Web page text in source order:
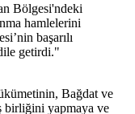
Bölgesi'ndeki
hamlelerini
başarılı
getirdi."
Bağdat ve
birliğini yapmaya ve